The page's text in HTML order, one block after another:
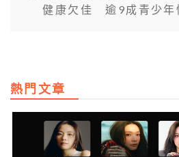
健康欠佳 逾9成青少年
熱門文章